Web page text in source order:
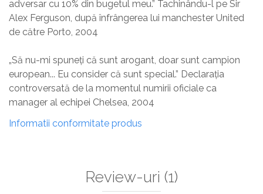
adversar cu 10% din bugetul meu.” Tachinându-l pe Sir
Alex Ferguson, după înfrângerea lui manchester United
de către Porto, 2004
„Să nu-mi spuneți că sunt arogant, doar sunt campion
european... Eu consider că sunt special.” Declarația
controversată de la momentul numirii oficiale ca
manager al echipei Chelsea, 2004
Informatii conformitate produs
Review-uri (1)